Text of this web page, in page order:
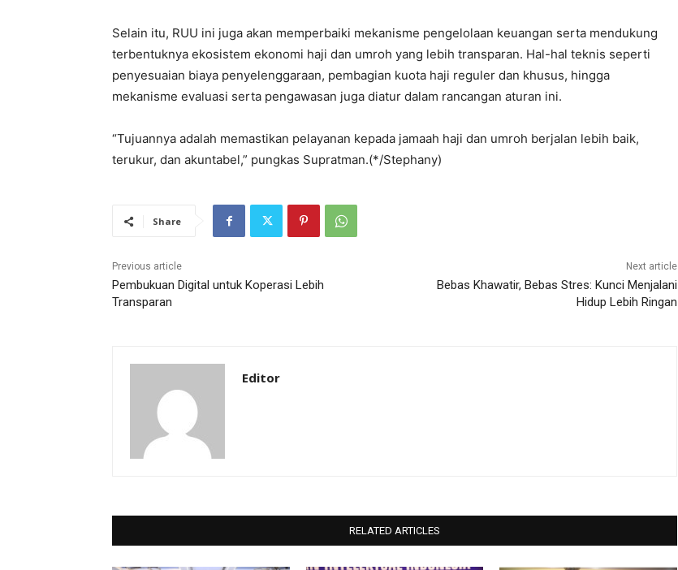
Selain itu, RUU ini juga akan memperbaiki mekanisme pengelolaan keuangan serta mendukung
terbentuknya ekosistem ekonomi haji dan umroh yang lebih transparan. Hal-hal teknis seperti
penyesuaian biaya penyelenggaraan, pembagian kuota haji reguler dan khusus, hingga
mekanisme evaluasi serta pengawasan juga diatur dalam rancangan aturan ini.
“Tujuannya adalah memastikan pelayanan kepada jamaah haji dan umroh berjalan lebih baik,
terukur, dan akuntabel,” pungkas Supratman.(*/Stephany)
Share
Previous article
Pembukuan Digital untuk Koperasi Lebih
Transparan
Next article
Bebas Khawatir, Bebas Stres: Kunci Menjalani
Hidup Lebih Ringan
Editor
RELATED ARTICLES